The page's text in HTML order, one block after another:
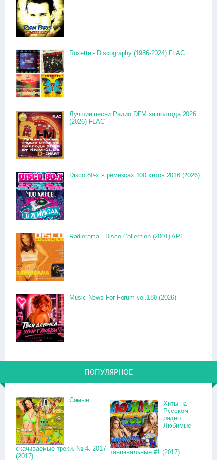
Roxette - Discography (1986-2024) FLAC
Лучшие песни Радио DFM за полгода 2026
(2026) FLAC
Disco 80-x в ремиксах 100 хитов 2016 (2026)
Radiorama - Disco Collection (2001) APE
Music News For Forum vol.180 (2026)
ПОПУЛЯРНОЕ
Самые
скачиваемые треки. № 4. 2017
(2017)
Хиты на
Русском
радио.
Любимые
танцевальные #1 (2017)